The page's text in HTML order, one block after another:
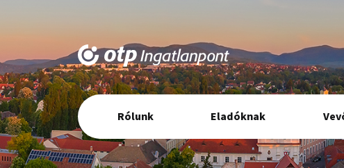
Elsődleges
navigáció
Rólunk Eladóknak